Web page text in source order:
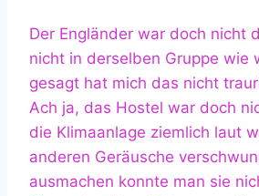
Der Engländer war doch nicht
nicht in derselben Gruppe wie
gesagt hat mich das nicht
Ach ja, das Hostel war doch
die Klimaanlage ziemlich laut
anderen Geräusche
ausmachen konnte man sie